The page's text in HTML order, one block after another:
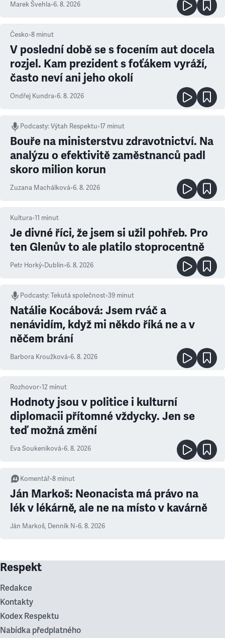
Marek Švehla•6. 8. 2026
Česko•8 minut
V poslední době se s focením aut docela
rozjel. Kam prezident s foťákem vyráží,
často neví ani jeho okolí
Ondřej Kundra•6. 8. 2026
Podcasty:Výtah Respektu•17 minut
Bouře na ministerstvu zdravotnictví. Na
analýzu o efektivitě zaměstnanců padl
skoro milion korun
Zuzana Machálková•6. 8. 2026
Kultura•11 minut
Je divné říci, že jsem si užil pohřeb. Pro
ten Glenův to ale platilo stoprocentně
Petr Horký•Dublin•6. 8. 2026
Podcasty:Tekutá společnost•39 minut
Natálie Kocábová: Jsem rváč a
nenávidím, když mi někdo říká ne a v
něčem brání
Barbora Kroužková•6. 8. 2026
Rozhovor•12 minut
Hodnoty jsou v politice i kulturní
diplomacii přítomné vždycky. Jen se
teď možná změní
Eva Soukeníková•6. 8. 2026
Komentář•8 minut
Ján Markoš: Neonacista má právo na
lék v lékárně, ale ne na místo v kavárně
Ján Markoš, Denník N•6. 8. 2026
Respekt
Redakce
Kontakty
Kodex Respektu
Nabídka předplatného